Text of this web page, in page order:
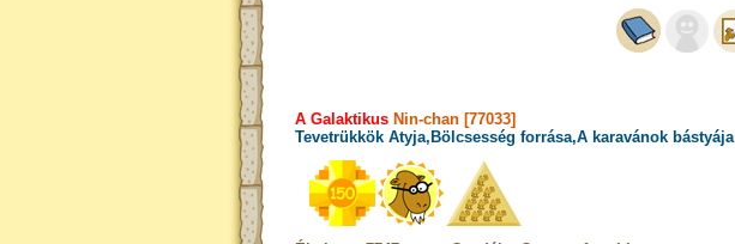
A GalaktikusNin-chan [77033]
Tevetrükkök Atyja,Bölcsesség forrása,A karavánok bástyája